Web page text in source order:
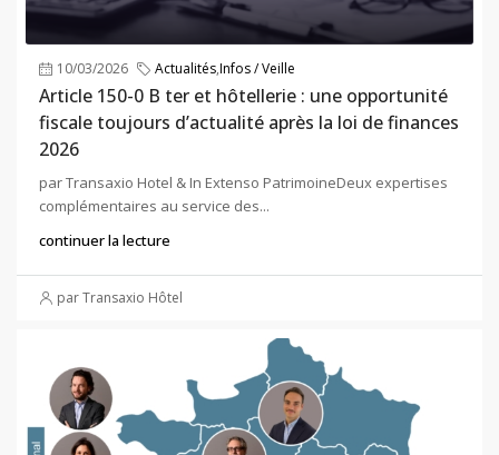
10/03/2026 Actualités,Infos / Veille
Article 150-0 B ter et hôtellerie : une opportunité
fiscale toujours d’actualité après la loi de finances
2026
par Transaxio Hotel & In Extenso PatrimoineDeux expertises
complémentaires au service des...
continuer la lecture
par Transaxio Hôtel